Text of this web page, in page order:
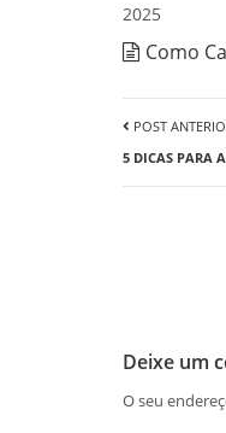
2025
Como
POST
5 DICAS PARA
Deixe um
O seu